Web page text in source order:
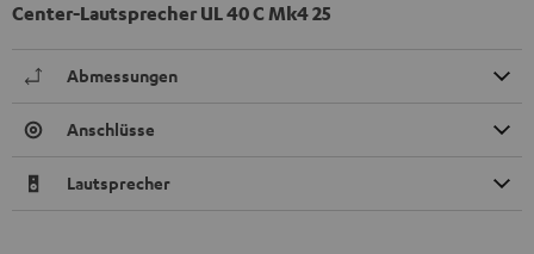
Center-Lautsprecher UL 40 C Mk4 25
Abmessungen
Anschlüsse
Lautsprecher